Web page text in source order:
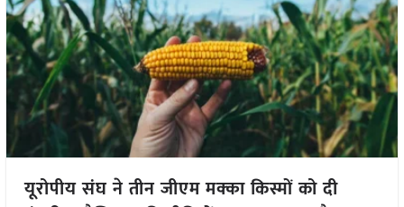
यूरोपीय संघ ने तीन जीएम मक्का किस्मों को दी